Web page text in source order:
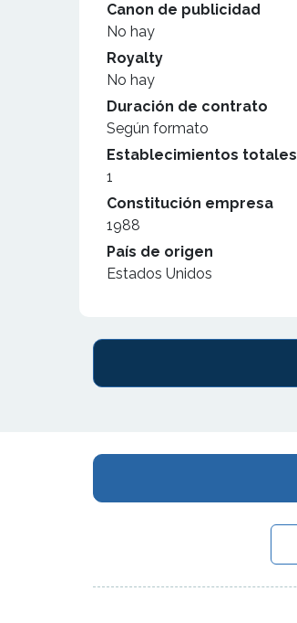
Canon de publicidad
No hay
Royalty
No hay
Duración de contrato
Según formato
Establecimientos totales
1
Constitución empresa
1988
País de origen
Estados Unidos